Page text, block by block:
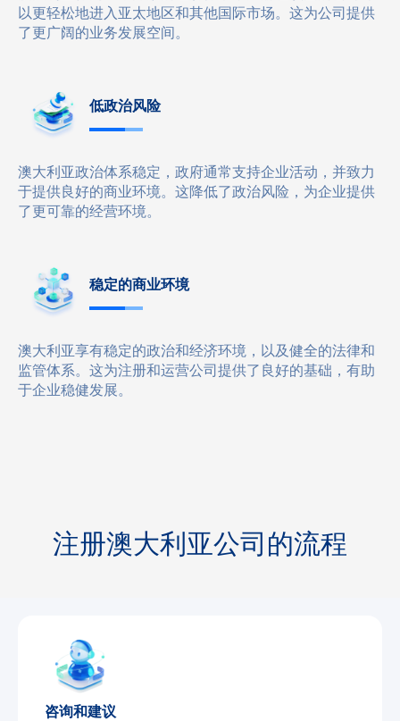
以更轻松地进入亚太地区和其他国际市场。这为公司提供
了更广阔的业务发展空间。
低政治风险
澳大利亚政治体系稳定，政府通常支持企业活动，并致力
于提供良好的商业环境。这降低了政治风险，为企业提供
了更可靠的经营环境。
稳定的商业环境
澳大利亚享有稳定的政治和经济环境，以及健全的法律和
监管体系。这为注册和运营公司提供了良好的基础，有助
于企业稳健发展。
注册澳大利亚公司的流程
咨询和建议